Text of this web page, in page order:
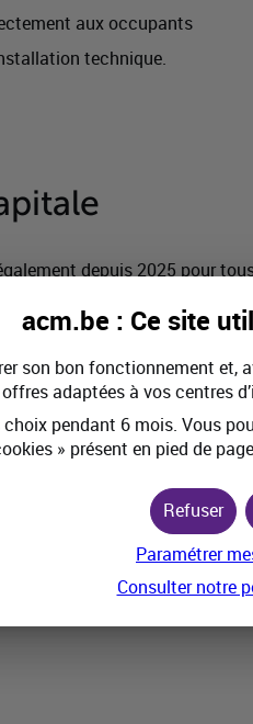
aux occupants
technique.
depuis 2025 pour
les chambres à coucher et
étage (comme un hall ou
interdits)
de vie d’au moins dix ans.
acm.be : Ce site
son bon fonctionnement et,
adaptées à vos centres
pendant 6 mois. Vous
» présent en pied de
Refuser
Paramétrer
Consulter notre